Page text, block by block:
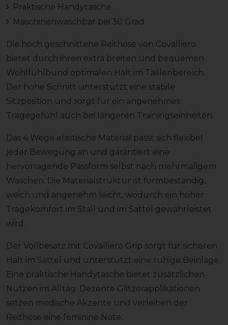
Praktische Handytasche
Maschinenwaschbar bei 30 Grad
Die hoch geschnittene Reithose von Covalliero
bietet durch ihren extra breiten und bequemen
Wohlfühlbund optimalen Halt im Taillenbereich.
Der hohe Schnitt unterstützt eine stabile
Sitzposition und sorgt für ein angenehmes
Tragegefühl auch bei längeren Trainingseinheiten.
Das 4 Wege elastische Material passt sich flexibel
jeder Bewegung an und garantiert eine
hervorragende Passform selbst nach mehrmaligem
Waschen. Die Materialstruktur ist formbeständig,
weich und angenehm leicht, wodurch ein hoher
Tragekomfort im Stall und im Sattel gewährleistet
wird.
Der Vollbesatz mit Covalliero Grip sorgt für sicheren
Halt im Sattel und unterstützt eine ruhige Beinlage.
Eine praktische Handytasche bietet zusätzlichen
Nutzen im Alltag. Dezente Glitzerapplikationen
setzen modische Akzente und verleihen der
Reithose eine feminine Note.